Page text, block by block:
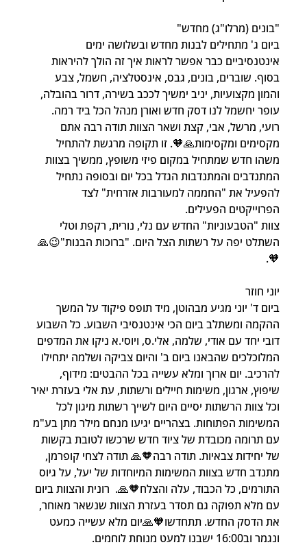
"בונים (מרלו"ג) מחדש"
ביום ג' מתחילים לבנות מחדש ובשלושה ימים
אינטנסיביים כבר אפשר לראות איך זה הולך להיראות
בסוף. שוברים, בונים, גבס, אינסטלציה, חשמל, צבע
והמון מקצועיות, יניב ימשיך לככב בשירה, דרור בהובלה,
עופר יחשמל לנו דסק חדש ואורן מנהל הכל ביד רמה.
רועי, מרשל, אבי, קצת ושאר הצוות תודה רבה אתם
מקסימים ומקסימות🙏🧡. זו תקופה מרגשת להתחיל
משהו חדש שמתחיל במקום פיזי משופץ, ממשיך בצוות
המתנדבים והמתנדבות הגדל בכל יום ובסופה נתחיל
להפעיל את "החממה למעורבות אזרחית" לצד
הפרוייקטים הפעילים.
צוות "הטבעוניות" החדש עם נלי, נורית, רקפת וטלי
השתלט יפה על רשתות הצל היום. "ברוכות הבנות"😉🙏
🧡.
יוני חוזר
ביום ד' יוני מגיע מבהוטן, מיד תופס פיקוד על המשך
ההקמה ומשתלב ביום הכי אינטנסיבי השבוע. כל השבוע
דובי יחד עם אודי, שלמה, אלי.ס, ויוסי.א ניקו את המדפים
המלוכלכים שהבאנו ביום ב' והיום צביקה ושלמה יתחילו
להרכיב. יום ארוך ומלא עשייה בכל ההבטים: מידוף,
שיפוץ, ארגון, משימות חיילים ורשתות, עת אלי בעזרת יאיר
וכל צוות הרשתות יסיים היום לשייך רשתות מיגון לכל
המשימות הפתוחות. בצהריים יגיעו מנחם מילר מתן בע"מ
עם תרומה מכובדת של ציוד חדש שרכשו לטובת בקשות
של יחידות צבאיות. תודה רבה🧡🙏 תודה לצחי קופרמן,
מתנדב חדש בצוות המשימות המיוחדות של יעל, על גיוס
התורמים, כל הכבוד, עלה והצלח🧡🙏.  רונית והצוות ביום
עם מלא תפוקה גם תסדר בעזרת הצוות שנשאר מאוחר,
את הדסק החדש. תתחדשו🧡🙏יום מלא עשייה כמעט
ונגמר וב16:00 ישבנו למעט מנוחת לוחמים.